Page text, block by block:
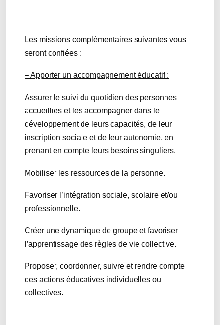
Les missions complémentaires suivantes vous
seront confiées :
– Apporter un accompagnement éducatif :
Assurer le suivi du quotidien des personnes
accueillies et les accompagner dans le
développement de leurs capacités, de leur
inscription sociale et de leur autonomie, en
prenant en compte leurs besoins singuliers.
Mobiliser les ressources de la personne.
Favoriser l’intégration sociale, scolaire et/ou
professionnelle.
Créer une dynamique de groupe et favoriser
l’apprentissage des règles de vie collective.
Proposer, coordonner, suivre et rendre compte
des actions éducatives individuelles ou
collectives.